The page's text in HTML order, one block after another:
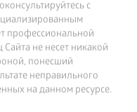
с
профессиональной
не несет никакой
понесший
неправильного
на данном ресурсе.